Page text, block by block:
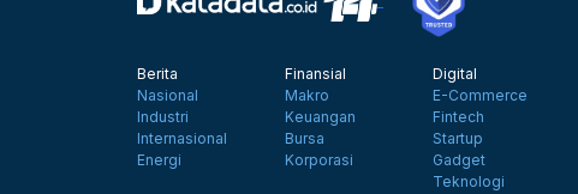
Berita
Nasional
Industri
Internasional
Energi
Finansial
Makro
Keuangan
Bursa
Korporasi
Digital
E-Commerce
Fintech
Startup
Gadget
Teknologi